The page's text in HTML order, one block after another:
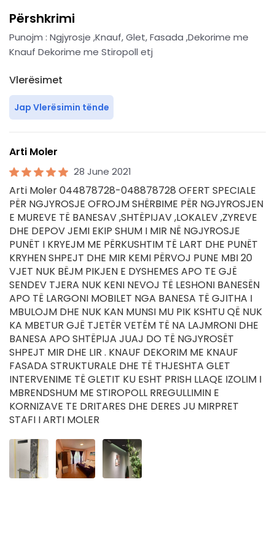
Përshkrimi
Punojm : Ngjyrosje ,Knauf, Glet, Fasada ,Dekorime me
Knauf Dekorime me Stiropoll etj
Vlerësimet
Jap Vlerësimin tënde
Arti Moler
28 June 2021
Arti Moler 044878728-048878728 OFERT SPECIALE
PËR NGJYROSJE OFROJM SHËRBIME PËR NGJYROSJEN
E MUREVE TË BANESAV ,SHTËPIJAV ,LOKALEV ,ZYREVE
DHE DEPOV JEMI EKIP SHUM I MIR NË NGJYROSJE
PUNËT I KRYEJM ME PËRKUSHTIM TË LART DHE PUNËT
KRYHEN SHPEJT DHE MIR KEMI PËRVOJ PUNE MBI 20
VJET NUK BËJM PIKJEN E DYSHEMES APO TE GJË
SENDEV TJERA NUK KENI NEVOJ TË LESHONI BANESËN
APO TË LARGONI MOBILET NGA BANESA TË GJITHA I
MBULOJM DHE NUK KAN MUNSI MU PIK KSHTU QË NUK
KA MBETUR GJË TJETËR VETËM TË NA LAJMRONI DHE
BANESA APO SHTËPIJA JUAJ DO TË NGJYROSËT
SHPEJT MIR DHE LIR . KNAUF DEKORIM ME KNAUF
FASADA STRUKTURALE DHE TË THJESHTA GLET
INTERVENIME TË GLETIT KU ESHT PRISH LLAQE IZOLIM I
MBRENDSHUM ME STIROPOLL RREGULLIMIN E
KORNIZAVE TE DRITARES DHE DERES JU MIRPRET
STAFI I ARTI MOLER